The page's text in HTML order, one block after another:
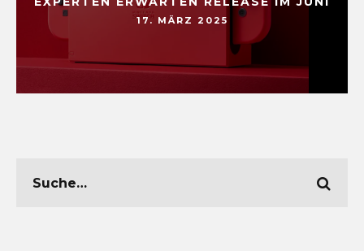
17. MÄRZ 2025